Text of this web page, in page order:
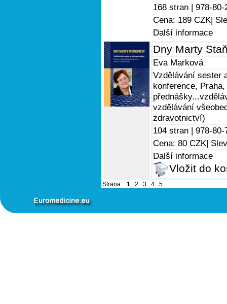
168 stran | 978-80-
Cena: 189 CZK|
Další informace
Dny Marty
Eva Marková
Vzdělávání sester
konference,
vzdělávání
zdravotnictví)
104 stran | 978-80-
Cena: 80 CZK|
Další informace
Vložit do
Strana: 1 2 3 4 5